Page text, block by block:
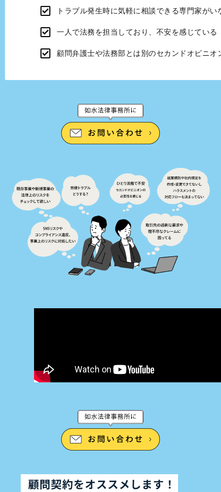
トラブル発生時に気軽に相談できる専門家がい
一人で法務を担当しており、不安を感じている
顧問弁護士や法務部とは別のセカンドオピニオ
顧問契約をオススメします！